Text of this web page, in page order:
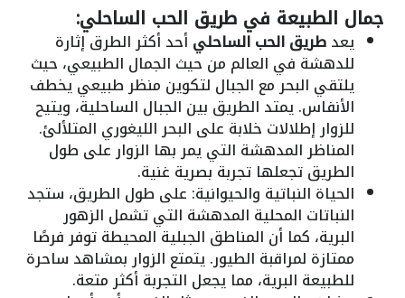
جمال الطبيعة في طريق الحب الساحلي:
يعدطريق الحب الساحلي أحد أكثر الطرق إثارة
للدهشة في العالم من حيث الجمال الطبيعي، حيث
يلتقي البحر مع الجبال لتكوين منظر طبيعي يخطف
الأنفاس. يمتد الطريق بين الجبال الساحلية، ويتيح
للزوار إطلالات خلابة على البحر الليغوري المتلألئ.
المناظر المدهشة التي يمر بها الزوار على طول
الطريق تجعلها تجربة بصرية غنية.
الحياة النباتية والحيوانية: على طول الطريق، ستجد
النباتات المحلية المدهشة التي تشمل الزهور
البرية، كما أن المناطق الجبلية المحيطة توفر فرصًا
ممتازة لمراقبة الطيور. يتمتع الزوار بمشاهد ساحرة
للطبيعة البرية، مما يجعل التجربة أكثر متعة.